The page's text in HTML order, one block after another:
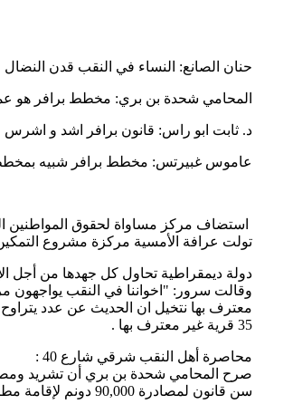
حنان الصانع: النساء في النقب قدن
المحامي شحدة بن بري: مخطط برافر هو
د. ثابت ابو راس: قانون برافر اشد و اشرس
عاموس غبيرتس: مخطط برافر شبيه
استضاف مركز مساواة لحقوق المواطنين
تولت عرافة الأمسية مركزة مشروع التمكين
دولة ديمقراطية تحاول كل جهدها من أجل
35 قرية غير معترف بها .
محاصرة أهل النقب شرقي شارع 40 :
سن قانون لمصادرة 90,000 دونم لإقامة مطار على أراضي عرب النقب، واليوم يطرح مخطط برافر لمحاصرتهم اكثر واكثر ليبقوا على 2% من الارض وهم ثلث سكان النقب.